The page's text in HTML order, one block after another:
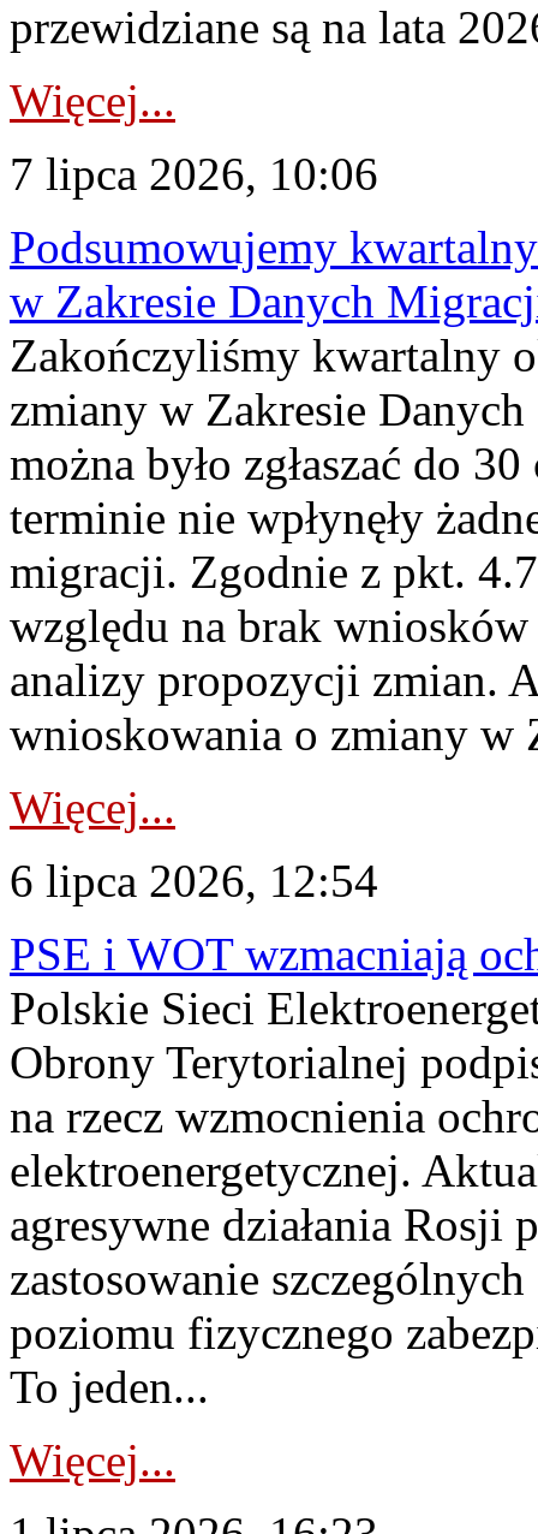
przewidziane są na lata
Więcej...
7 lipca 2026, 10:06
Podsumowujemy
w Zakresie Danych
Zakończyliśmy kwartalny
zmiany w Zakresie
można było zgłaszać do
terminie nie wpłynęły
migracji. Zgodnie z pkt.
względu na brak
analizy propozycji zmian.
wnioskowania o zmiany w
Więcej...
6 lipca 2026, 12:54
PSE i WOT wzmacniają
Polskie Sieci
Obrony Terytorialnej
na rzecz wzmocnienia
elektroenergetycznej.
agresywne działania Rosji
zastosowanie
poziomu fizycznego
To jeden...
Więcej...